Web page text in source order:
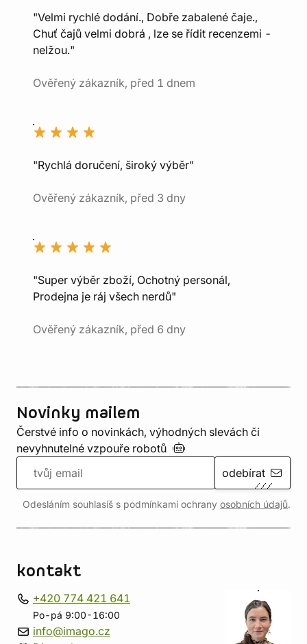
"Velmi rychlé dodání., Dobře zabalené čaje.,
Chuť čajů velmi dobrá , lze se řídit recenzemi -
nelžou."
Ověřený zákazník, před 1 dnem
"Rychlá doručení, široký výběr"
Ověřený zákazník, před 3 dny
"Super výběr zboží, Ochotný personál,
Prodejna je ráj všech nerdů"
Ověřený zákazník, před 6 dny
Novinky mailem
Čerstvé info o novinkách, výhodných slevách či
nevyhnutelné vzpouře robotů
odebírat
Odesláním souhlasíš s podmínkami ochrany osobních údajů.
kontakt
+420 774 421 641
Po-pá 9:00-16:00
info@imago.cz